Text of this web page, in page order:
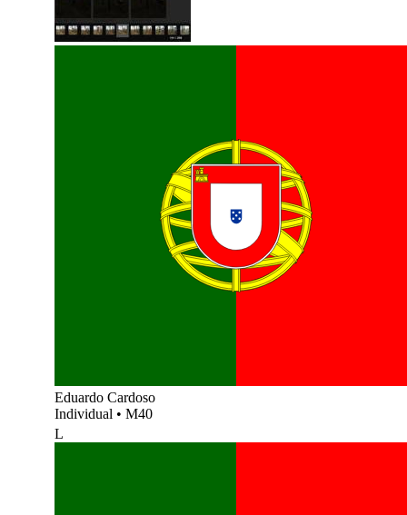
Eduardo Cardoso
Individual • M40
L